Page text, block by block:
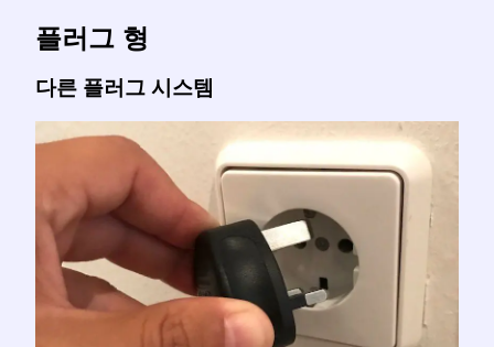
플러그 형
다른 플러그 시스템